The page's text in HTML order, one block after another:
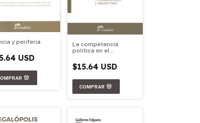
y periferia
USD
La competencia
política en el
$15.64 USD